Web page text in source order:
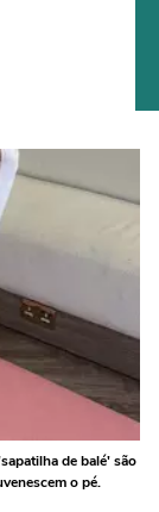
de balé' são
o pé.